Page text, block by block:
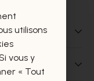
utilisons
vous y
« Tout